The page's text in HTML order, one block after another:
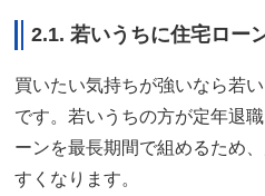
2.1. 若いうちに住宅ロー
買いたい気持ちが強いなら若
です。若いうちの方が定年退
ーンを最長期間で組めるため
すくなります。